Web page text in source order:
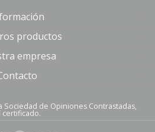
productos
empresa
de Opiniones Contrastadas,
certificado.